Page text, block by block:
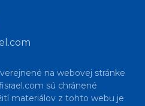
na webovej stránke
sú chránené
materiálov z tohto webu je